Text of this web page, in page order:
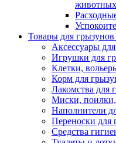
животных
Товары для
Аксессуары
Игрушки для
Клетки,
Корм для
Лакомства для
Миски,
Наполнители
Переноски для
Средства